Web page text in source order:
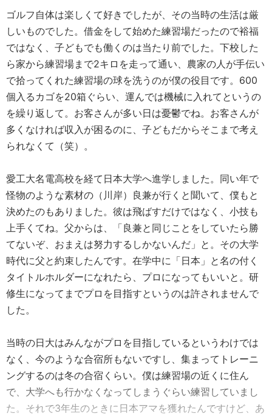
ゴルフ自体は楽しくて好きでしたが、その当時の生活は厳
しいものでした。借金をして始めた練習場だったので裕福
ではなく、子どもでも働くのは当たり前でした。下校した
ら家から練習場まで2キロを走って通い、農家の人が手伝い
で拾ってくれた練習場の球を洗うのが僕の役目です。600
個入るカゴを20箱ぐらい、運んでは機械に入れてというの
を繰り返して。お客さんが多い日は憂鬱でね。お客さんが
多くなければ収入が困るのに、子どもだからそこまで考え
られなくて（笑）。
愛工大名電高校を経て日本大学へ進学しました。同い年で
怪物のような素材の（川岸）良兼が行くと聞いて、僕もと
決めたのもありました。彼は飛ばすだけではなく、小技も
上手くてね。父からは、「良兼と同じことをしていたら勝
てないぞ、おまえは努力するしかないんだ」と。その大学
時代に父と約束したんです。在学中に「日本」と名の付く
タイトルホルダーになれたら、プロになってもいいと。研
修生になってまでプロを目指すというのは許されませんで
した。
当時の日大はみんながプロを目指しているというわけでは
なく、今のような合宿所もないですし、集まってトレーニ
ングするのは冬の合宿くらい。僕は練習場の近くに住ん
で、大学へも行かなくなってしまうぐらい練習していまし
た。それで3年生のときに日本アマを獲れたんですけど、あ